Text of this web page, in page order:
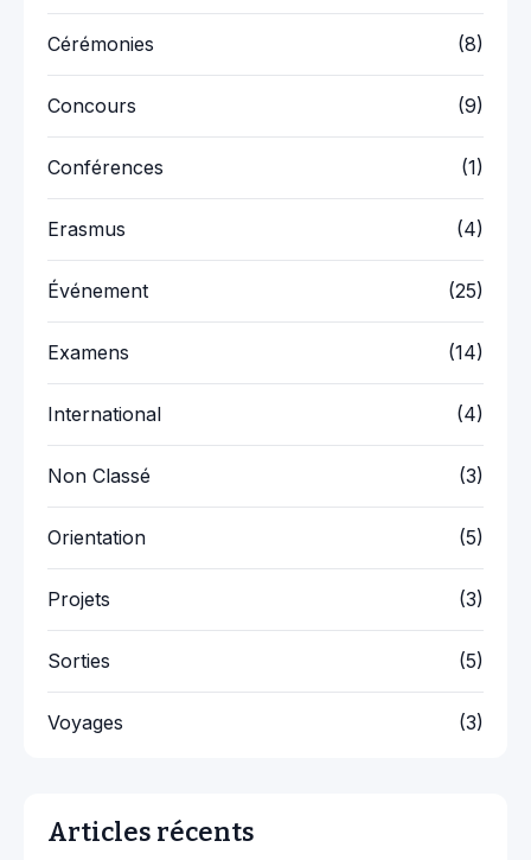
Cérémonies (8)
Concours (9)
Conférences (1)
Erasmus (4)
Événement (25)
Examens (14)
International (4)
Non Classé (3)
Orientation (5)
Projets (3)
Sorties (5)
Voyages (3)
Articles récents